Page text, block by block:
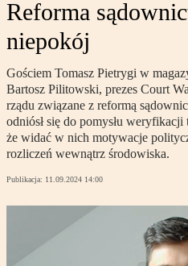
Reforma
niepokój
Gościem Tomasz Pietrygi w
Bartosz Pilitowski, prezes Court
rządu związane z reformą
odniósł się do pomysłu
że widać w nich motywacje
rozliczeń wewnątrz środowiska.
Publikacja: 11.09.2024 14:00